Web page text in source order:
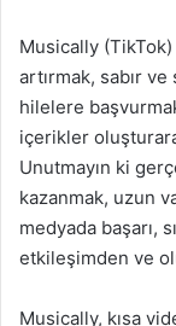
Musically (TikTok)
artırmak, sabır
hilelere
içerikler
Unutmayın ki
kazanmak, uzun
medyada başarı,
etkileşimden ve
Musically, kısa